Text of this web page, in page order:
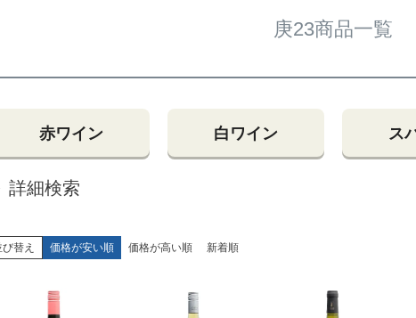
庚23商品一覧
赤ワイン 白ワイン ス
詳細検索
替え 価格が安い順 価格が高い順 新着順